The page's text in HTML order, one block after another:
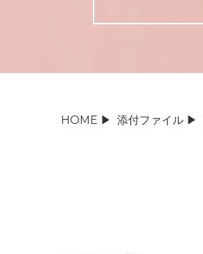
HOME ▶ 添付ファイル ▶